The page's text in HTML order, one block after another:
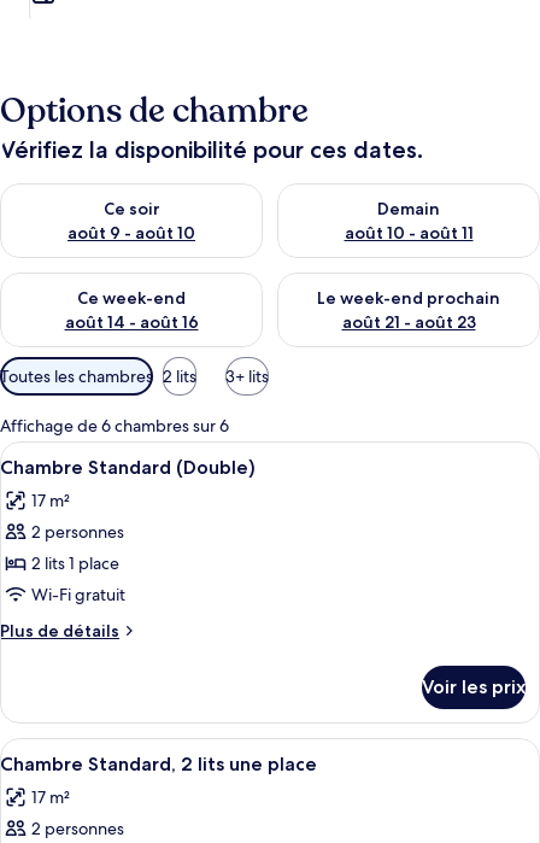
Options de chambre
Vérifiez la disponibilité pour ces dates.
Ce soir
août 9 - août 10
Vérifier la disponibilité pour ce soir août 9 - août 10
Demain
août 10 - août 11
Vérifier la disponibilité pour
Ce week-end
août 14 - août 16
Vérifier la disponibilité pour ce week-end août 14 - août 16
Le week-end prochain
août 21 - août 23
Vérifier la disponibilité pour
Filtres
disponibles
pour
les
chambres
Toutes les chambres 2 lits 3+ lits
Affichage de 6 chambres sur 6
Afficher
toutes
les
photos
pour
ce
type
de
Chambre
Standard
(Double)
Une chambre d’hôtel moderne avec
5
Chambre Standard (Double)
17 m²
2 personnes
2 lits 1 place
Wi-Fi gratuit
Plus de détails
Plus
le
type
de
Chambre
Standard
Voir les prix
Afficher
toutes
les
photos
Une chambre d’hôtel moderne avec
5
Chambre Standard, 2 lits une place
17 m²
2 personnes